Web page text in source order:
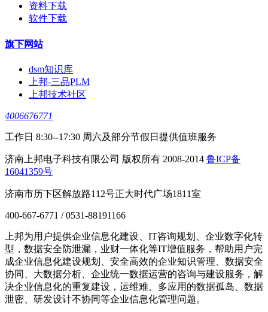
资料下载
软件下载
旗下网站
dsm知识库
上邦-三品PLM
上邦技术社区
4006676771
工作日 8:30--17:30 周六及部分节假日提供值班服务
济南上邦电子科技有限公司 版权所有 2008-2014 鲁ICP备
16041359号
济南市历下区解放路112号正大时代广场1811室
400-667-6771 / 0531-88191166
上邦为用户提供企业信息化建设、IT咨询规划、企业数字化转
型，数据安全防泄漏，业财一体化等IT增值服务，帮助用户完
成企业信息化建设规划、安全高效的企业知识管理、数据安全
协同、大数据分析、企业统一数据运营的咨询与建设服务，解
决企业信息化的重复建设，运维难、多应用的数据孤岛、数据
泄密、研发设计不协同等企业信息化管理问题。